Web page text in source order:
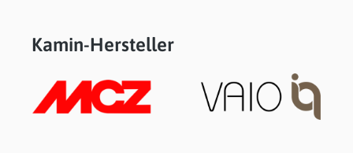
Kamin-Hersteller